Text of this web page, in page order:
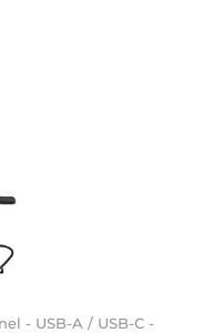
- USB-A / USB-C -